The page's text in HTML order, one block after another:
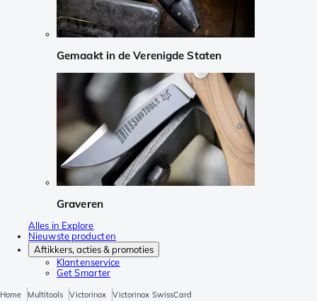
Gemaakt in de Verenigde Staten
Graveren
Alles in Explore
Nieuwste producten
Aftikkers, acties & promoties
Klantenservice
Get Smarter
Home Multitools Victorinox Victorinox SwissCard